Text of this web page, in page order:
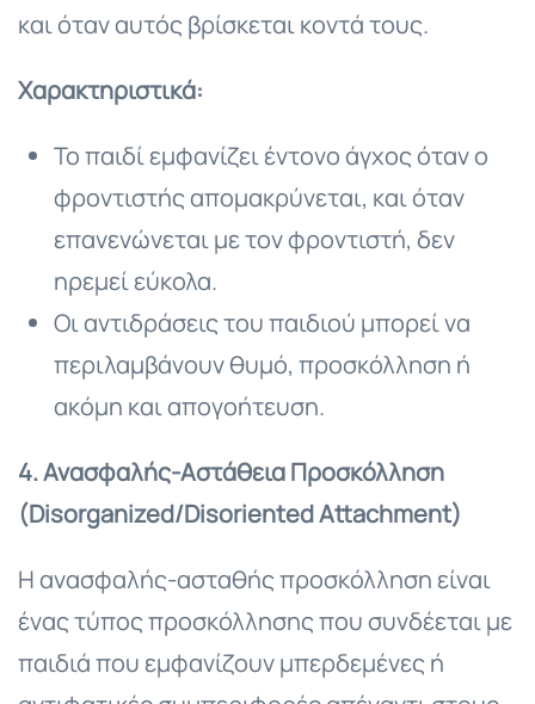
και όταν αυτός βρίσκεται κοντά τους.
Χαρακτηριστικά:
Το παιδί εμφανίζει έντονο άγχος όταν ο
φροντιστής απομακρύνεται, και όταν
επανενώνεται με τον φροντιστή, δεν
ηρεμεί εύκολα.
Οι αντιδράσεις του παιδιού μπορεί να
περιλαμβάνουν θυμό, προσκόλληση ή
ακόμη και απογοήτευση.
4. Ανασφαλής-ΑστάθειαΠροσκόλληση
(Disorganized/Disoriented Attachment)
Η ανασφαλής-ασταθής προσκόλληση είναι
ένας τύπος προσκόλλησης που συνδέεται με
παιδιά που εμφανίζουν μπερδεμένες ή